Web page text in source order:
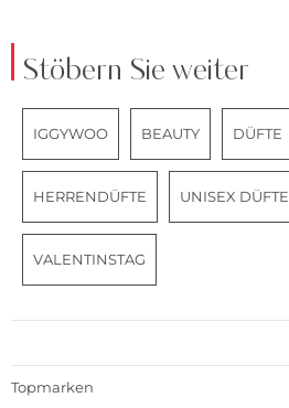
Stöbern Sie weiter
IGGYWOO BEAUTY DÜFTE
HERRENDÜFTE UNISEX DÜFTE
VALENTINSTAG
Topmarken